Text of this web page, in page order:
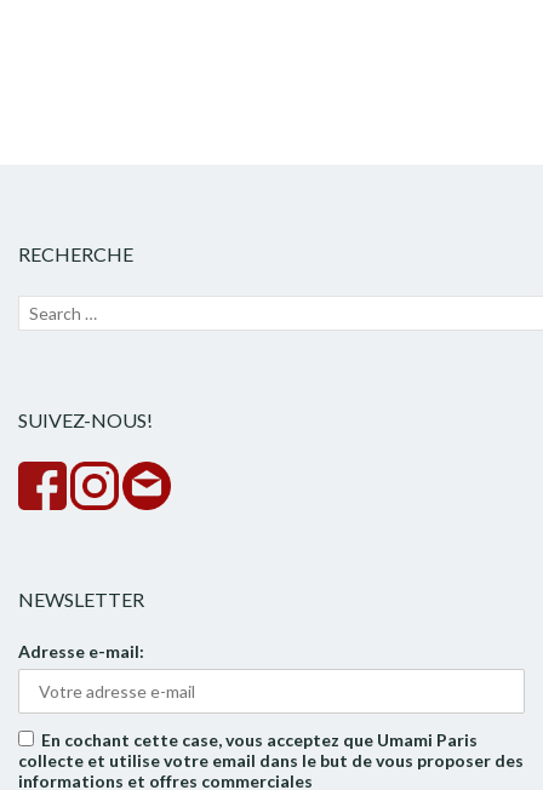
RECHERCHE
Recherche
SUIVEZ-NOUS!
NEWSLETTER
Adresse e-mail:
En cochant cette case, vous acceptez que Umami Paris
collecte et utilise votre email dans le but de vous proposer des
informations et offres commerciales